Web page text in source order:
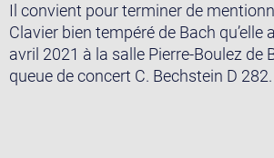
Il convient pour terminer de
Clavier bien tempéré de Bach qu’elle
avril 2021 à la salle Pierre-Boulez de
queue de concert C. Bechstein D 282.